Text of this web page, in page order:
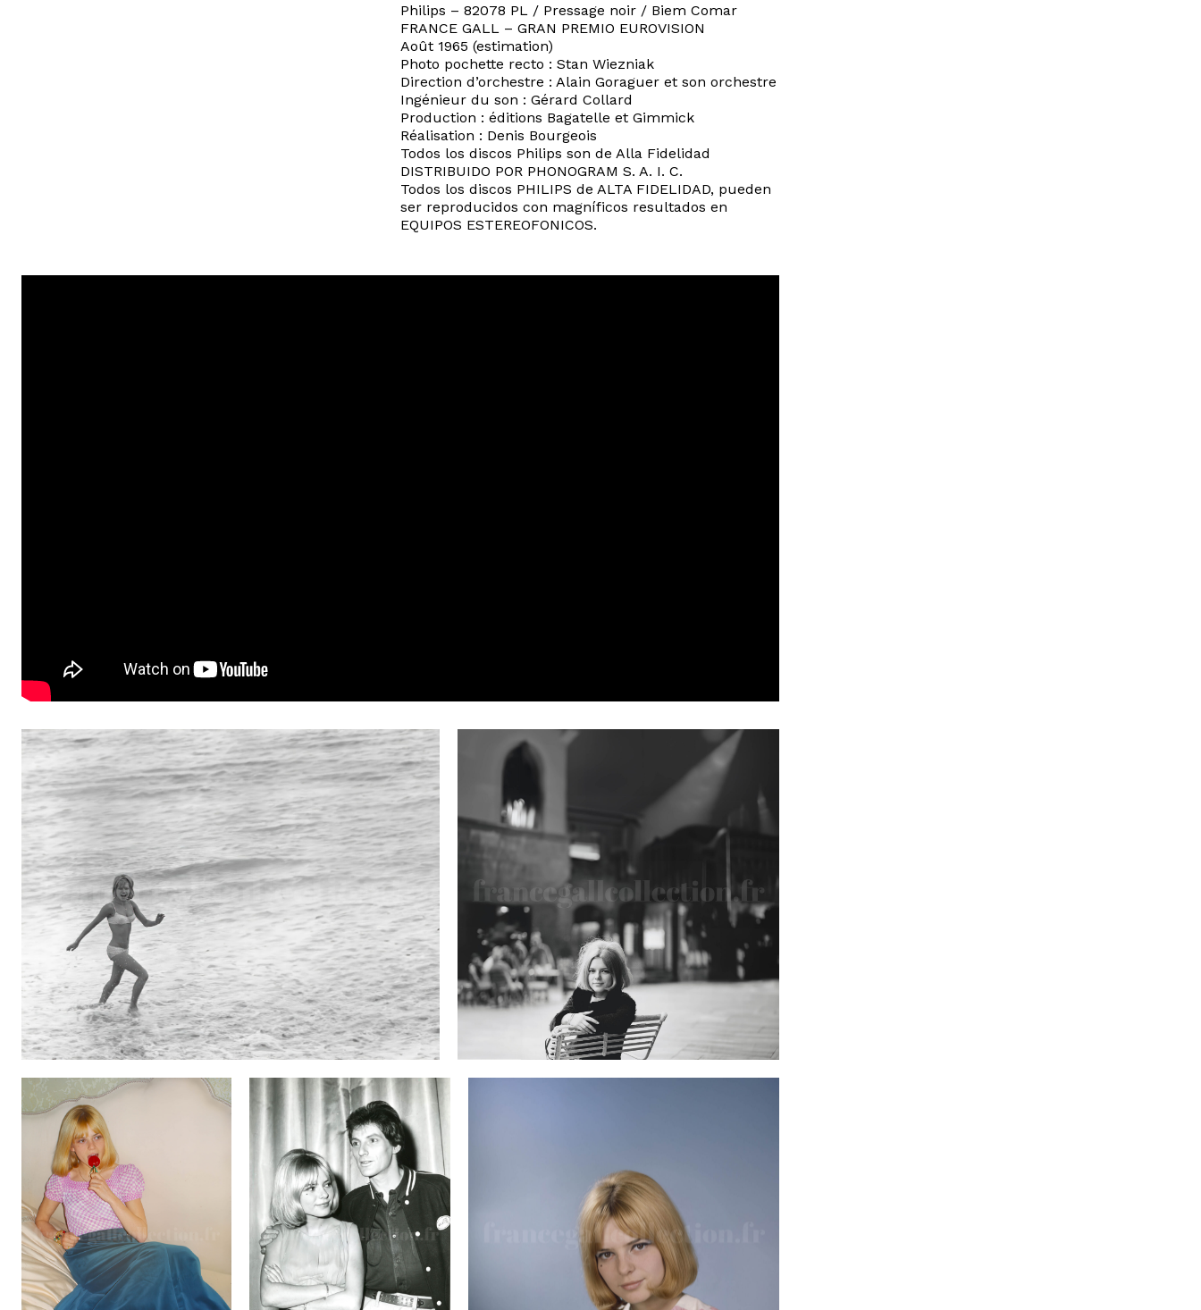
Philips ‎– 82078 PL / Pressage noir / Biem Comar
FRANCE GALL – GRAN PREMIO EUROVISION
Août 1965 (estimation)
Photo pochette recto : Stan Wiezniak
Direction d’orchestre : Alain Goraguer et son orchestre
Ingénieur du son : Gérard Collard
Production : éditions Bagatelle et Gimmick
Réalisation : Denis Bourgeois
Todos los discos Philips son de Alla Fidelidad
DISTRIBUIDO POR PHONOGRAM S. A. I. C.
Todos los discos PHILIPS de ALTA FIDELIDAD, pueden
ser reproducidos con magníficos resultados en
EQUIPOS ESTEREOFONICOS.